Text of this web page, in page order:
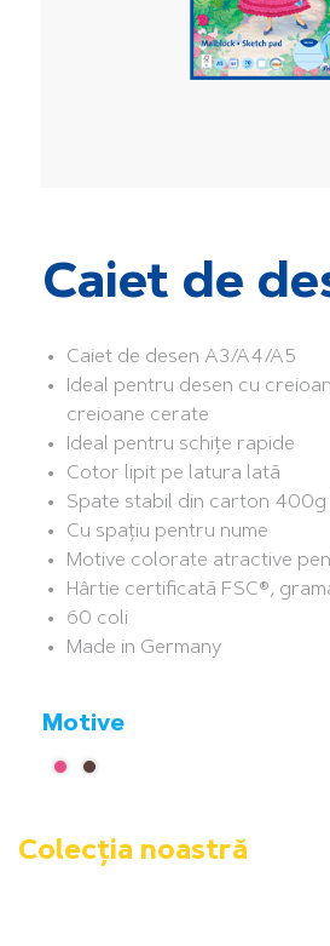
Caiet de
Caiet de desen A3/A4/A5
Ideal pentru desen cu
creioane cerate
Ideal pentru schițe rapide
Cotor lipit pe latura lată
Spate stabil din carton 400g
Cu spațiu pentru nume
Motive colorate atractive
Hârtie certificată FSC®,
60 coli
Made in Germany
Motive
Colecția noastră